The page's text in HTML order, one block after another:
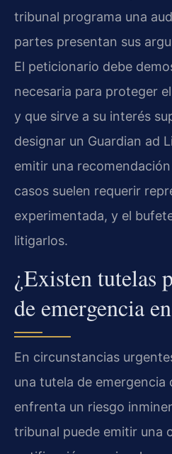
tribunal programa una
partes presentan sus
El peticionario debe
necesaria para proteger
y que sirve a su interés
designar un Guardian ad
emitir una
casos suelen requerir
experimentada, y el
litigarlos.
¿Existen tutelas
de emergencia
En circunstancias
una tutela de emergencia
enfrenta un riesgo
tribunal puede emitir una